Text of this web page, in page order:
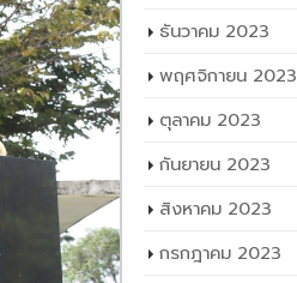
ธันวาคม 2023
พฤศจิกายน 2023
ตุลาคม 2023
กันยายน 2023
สิงหาคม 2023
กรกฎาคม 2023